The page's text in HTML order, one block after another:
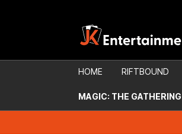
HOME RIFTBOUND
MAGIC: THE GATHERING